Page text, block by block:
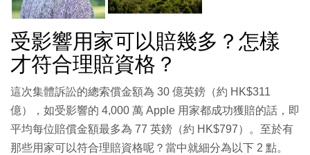
受影響用家可以賠幾多？怎樣
才符合理賠資格？
這次集體訴訟的總索償金額為 30 億英鎊（約 HK$311
億），如受影響的 4,000 萬 Apple 用家都成功獲賠的話，即
平均每位賠償金額最多為 77 英鎊（約 HK$797）。至於有
那些用家可以符合理賠資格呢？當中就細分為以下 2 點。